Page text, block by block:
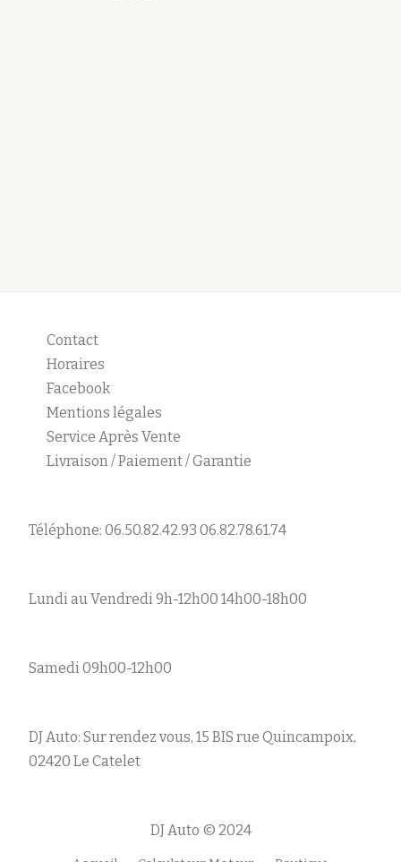
Contact
Horaires
Facebook
Mentions légales
Service Après Vente
Livraison / Paiement / Garantie
Téléphone: 06.50.82.42.93 06.82.78.61.74
Lundi au Vendredi 9h-12h00 14h00-18h00
Samedi 09h00-12h00
DJ Auto: Sur rendez vous, 15 BIS rue Quincampoix,
02420 Le Catelet
DJ Auto © 2024